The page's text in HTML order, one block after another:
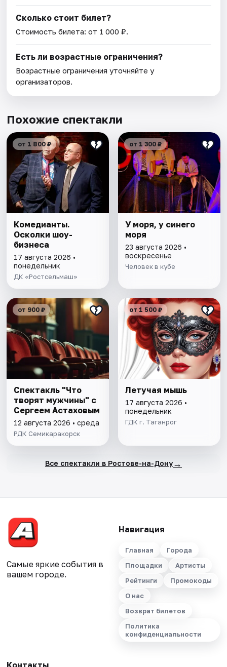
Сколько стоит билет?
Стоимость билета: от 1 000 ₽.
Есть ли возрастные ограничения?
Возрастные ограничения уточняйте у
организаторов.
Похожие спектакли
от 1 800 ₽
Комедианты.
Осколки шоу-
бизнеса
17 августа 2026 •
понедельник
ДК «Ростсельмаш»
от 1 300 ₽
У моря, у синего
моря
23 августа 2026 •
воскресенье
Человек в кубе
от 900 ₽
Спектакль "Что
творят мужчины" с
Сергеем Астаховым
12 августа 2026 • среда
РДК Семикаракорск
от 1 500 ₽
Летучая мышь
17 августа 2026 •
понедельник
ГДК г. Таганрог
Все спектакли в Ростове-на-Дону→
Самые яркие события в
вашем городе.
Навигация
Главная
Города
Площадки
Артисты
Рейтинги
Промокоды
О нас
Возврат билетов
Политика
конфиденциальности
Контакты